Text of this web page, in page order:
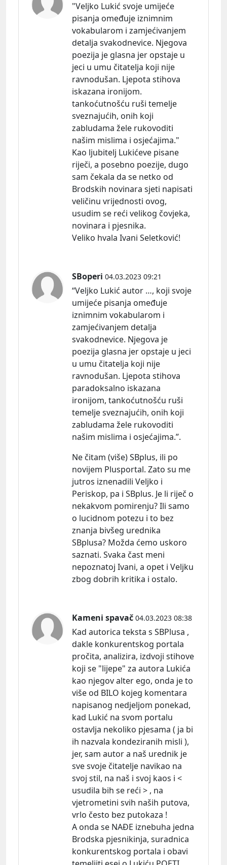
"Veljko Lukić svoje umijeće
pisanja omeđuje iznimnim
vokabularom i zamjećivanjem
detalja svakodnevice. Njegova
poezija je glasna jer opstaje u
jeci u umu čitatelja koji nije
ravnodušan. Ljepota stihova
iskazana ironijom.
tankoćutnošću ruši temelje
sveznajućih, onih koji
zabludama žele rukovoditi
našim mislima i osjećajima."
Kao ljubitelj Lukićeve pisane
riječi, a posebno poezije, dugo
sam čekala da se netko od
Brodskih novinara sjeti napisati
veličinu vrijednosti ovog,
usudim se reći velikog čovjeka,
novinara i pjesnika.
Veliko hvala Ivani Seletković!
SBoperi 04.03.2023 09:21
“Veljko Lukić autor …, koji svoje
umijeće pisanja omeđuje
iznimnim vokabularom i
zamjećivanjem detalja
svakodnevice. Njegova je
poezija glasna jer opstaje u jeci
u umu čitatelja koji nije
ravnodušan. Ljepota stihova
paradoksalno iskazana
ironijom, tankoćutnošću ruši
temelje sveznajućih, onih koji
zabludama žele rukovoditi
našim mislima i osjećajima.”.
Ne čitam (više) SBplus, ili po
novijem Plusportal. Zato su me
jutros iznenadili Veljko i
Periskop, pa i SBplus. Je li riječ o
nekakvom pomirenju? Ili samo
o lucidnom potezu i to bez
znanja bivšeg urednika
SBplusa? Možda ćemo uskoro
saznati. Svaka čast meni
nepoznatoj Ivani, a opet i Veljku
zbog dobrih kritika i ostalo.
Kameni spavač 04.03.2023 08:38
Kad autorica teksta s SBPlusa ,
dakle konkurentskog portala
pročita, analizira, izdvoji stihove
koji se "lijepe" za autora Lukića
kao njegov alter ego, onda je to
više od BILO kojeg komentara
napisanog nedjeljom ponekad,
kad Lukić na svom portalu
ostavlja nekoliko pjesama ( ja bi
ih nazvala kondeziranih misli ),
jer, sam autor a naš urednik je
sve svoje čitatelje navikao na
svoj stil, na naš i svoj kaos i <
usudila bih se reći > , na
vjetrometini svih naših putova,
vrlo često bez putokaza !
A onda se NAĐE iznebuha jedna
Brodska pjesnikinja, suradnica
konkurentskog portala i obavi